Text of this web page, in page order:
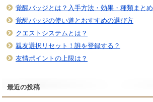
覚醒バッジとは？入手方法・効果・種類まとめ
覚醒バッジの使い道とおすすめの選び方
クエストシステムとは？
親友選択リセット！誰を登録する？
友情ポイントの上限は？
最近の投稿